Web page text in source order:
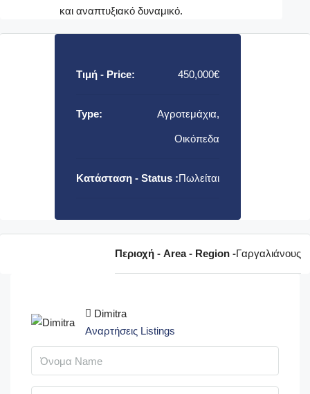
και αναπτυξιακό δυναμικό.
Τιμή - Price: 450,000€
Type: Αγροτεμάχια,
Οικόπεδα
Κατάσταση - Status :Πωλείται
Περιοχή - Area - Region -Γαργαλιάνους
Dimitra
Αναρτήσεις Listings